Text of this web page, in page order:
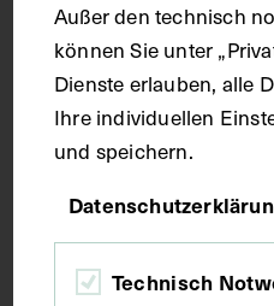
Papier
Technik
Maße
Außer den technisch
können Sie unter
Dienste erlauben, alle
Ihre individuellen
und speichern.
Technisch